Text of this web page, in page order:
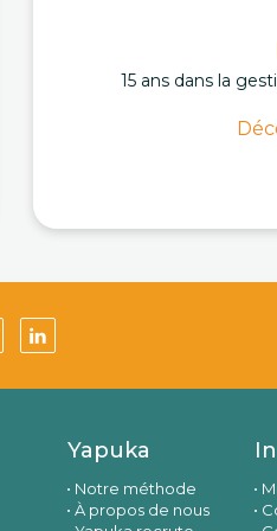
15 ans dans la
Yapuka
Notre méthode
À propos de nous